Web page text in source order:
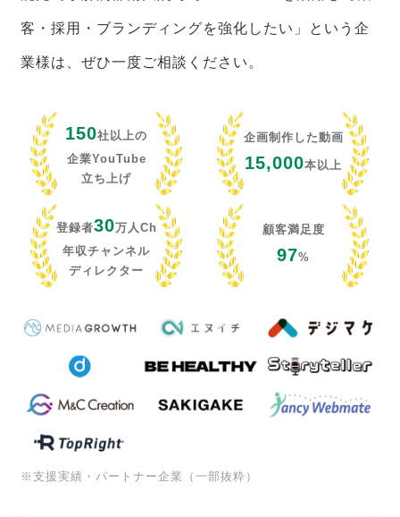
客・採用・ブランディングを強化したい」という企
業様は、ぜひ一度ご相談ください。
150社以上の
企業YouTube
立ち上げ
企画制作した動画
15,000本以上
登録者30万人Ch
年収チャンネル
ディレクター
顧客満足度
97%
※支援実績・パートナー企業（一部抜粋）